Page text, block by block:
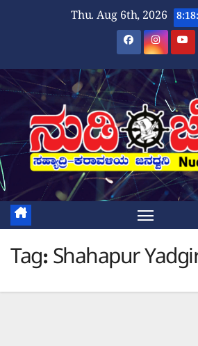
Thu. Aug 6th, 2026
Tag: Shahapur